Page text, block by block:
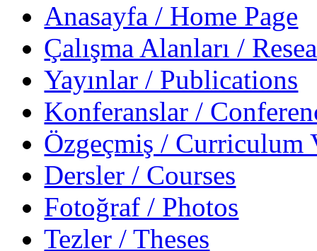
Anasayfa / Home Page
Çalışma Alanları /
Yayınlar / Publications
Konferanslar /
Özgeçmiş / Curriculum
Dersler / Courses
Fotoğraf / Photos
Tezler / Theses